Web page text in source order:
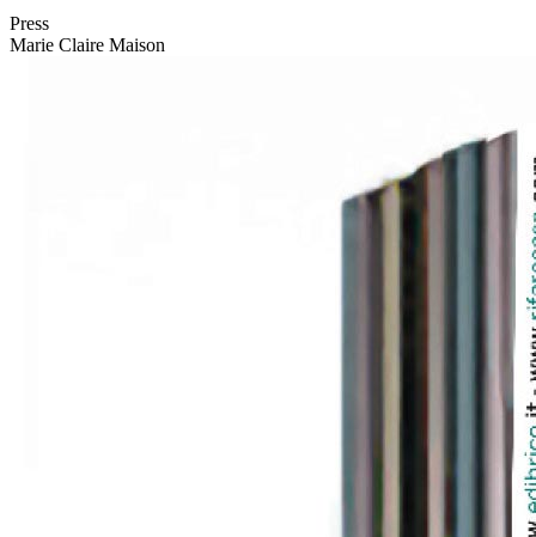
Press
Marie Claire Maison